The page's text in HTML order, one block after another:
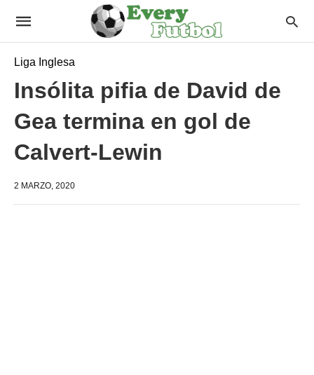
Liga Inglesa
Insólita pifia de David de
Gea termina en gol de
Calvert-Lewin
2 MARZO, 2020